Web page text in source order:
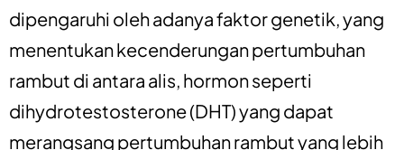
dipengaruhi oleh adanya faktor genetik, yang
menentukan kecenderungan pertumbuhan
rambut di antara alis, hormon seperti
dihydrotestosterone (DHT) yang dapat
merangsang pertumbuhan rambut yang lebih